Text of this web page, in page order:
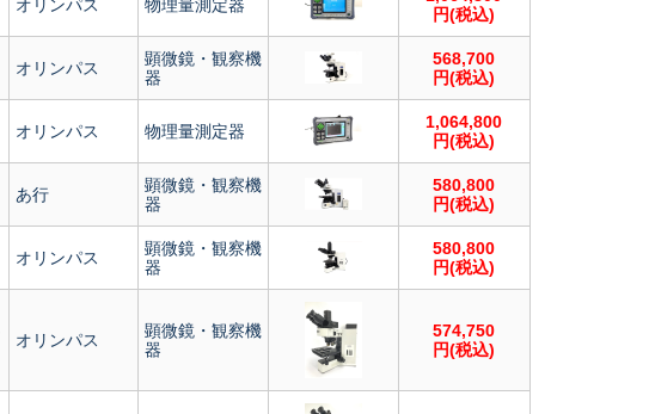
オリンパス 物理量測定器
円(税込)
オリンパス
顕微鏡・観察機
器
568,700
円(税込)
オリンパス 物理量測定器
1,064,800
円(税込)
あ行
顕微鏡・観察機
器
580,800
円(税込)
オリンパス
顕微鏡・観察機
器
580,800
円(税込)
オリンパス
顕微鏡・観察機
器
574,750
円(税込)